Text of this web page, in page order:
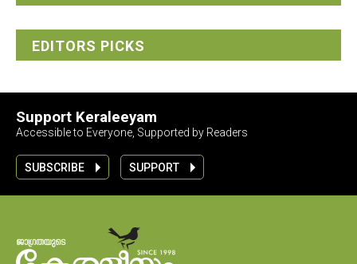
EDITORS PICKS
Support Keraleeyam
Accessible to Everyone, Supported by Readers
SUBSCRIBE SUPPORT